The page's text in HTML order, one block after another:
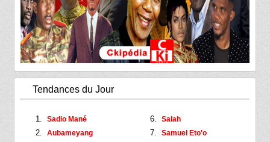
Tendances du Jour
Sadio Mané
Aubameyang
Salah
Samuel Eto'o